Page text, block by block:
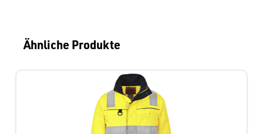
Produktgalerie überspringen
Ähnliche Produkte